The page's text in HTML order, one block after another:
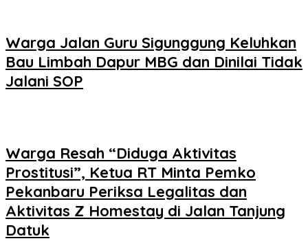
Warga Jalan Guru Sigunggung Keluhkan
Bau Limbah Dapur MBG dan Dinilai Tidak
Jalani SOP
Warga Resah “Diduga Aktivitas
Prostitusi”, Ketua RT Minta Pemko
Pekanbaru Periksa Legalitas dan
Aktivitas Z Homestay di Jalan Tanjung
Datuk